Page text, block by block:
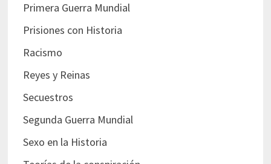
Primera Guerra Mundial
Prisiones con Historia
Racismo
Reyes y Reinas
Secuestros
Segunda Guerra Mundial
Sexo en la Historia